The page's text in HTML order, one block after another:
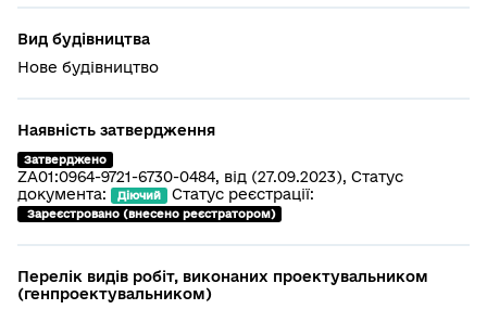
Вид будівництва
Нове будівництво
Наявність затвердження
Затверджено
ZA01:0964-9721-6730-0484, від (27.09.2023), Статус
документа:
Діючий Статус реєстрації:
Зареєстровано (внесено реєстратором)
Перелік видів робіт, виконаних проектувальником
(генпроектувальником)